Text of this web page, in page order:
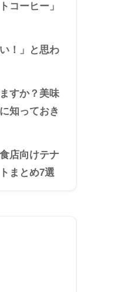
コーヒー」
！」と思わ
すか？美味
知っておき
店向けテナ
まとめ7選